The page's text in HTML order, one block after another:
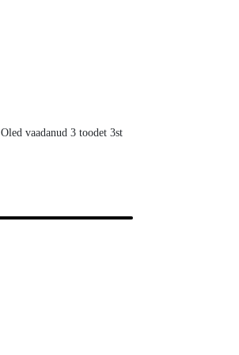
Oled vaadanud 3 toodet 3st